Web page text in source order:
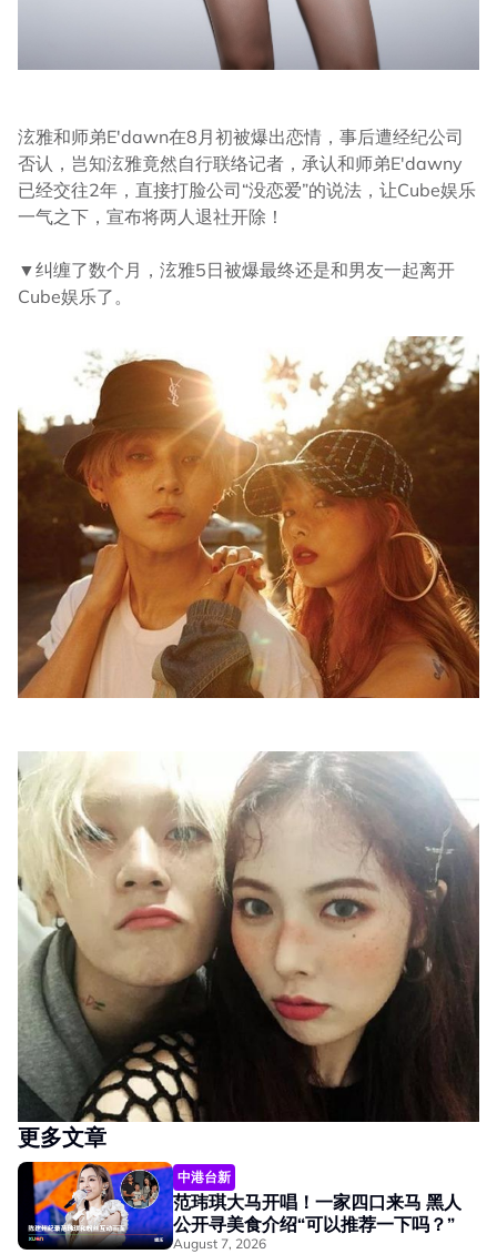
泫雅和师弟E'dawn在8月初被爆出恋情，事后遭经纪公司
否认，岂知泫雅竟然自行联络记者，承认和师弟E'dawny
已经交往2年，直接打脸公司“没恋爱”的说法，让Cube娱乐
一气之下，宣布将两人退社开除！
▼纠缠了数个月，泫雅5日被爆最终还是和男友一起离开
Cube娱乐了。
更多文章
中港台新
范玮琪大马开唱！一家四口来马 黑人
公开寻美食介绍“可以推荐一下吗？”
August 7, 2026